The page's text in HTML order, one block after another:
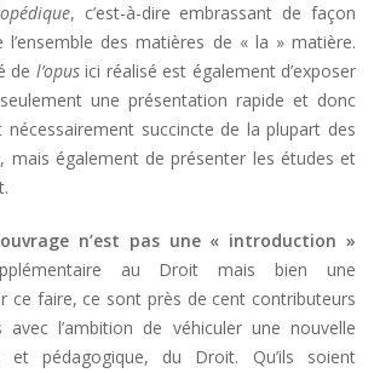
, c’est-à-dire embrassant de façon
l’ensemble des matières de « la » matière.
de l’opusici réalisé est également d’exposer
une présentation rapide et donc
succincte de la plupart des
mais également de présenter les études et
n’est pas une « introduction »
au Droit mais bien une
ce faire, ce sont près de cent contributeurs
l’ambition de véhiculer une nouvelle
et pédagogique, du Droit. Qu’ils soient